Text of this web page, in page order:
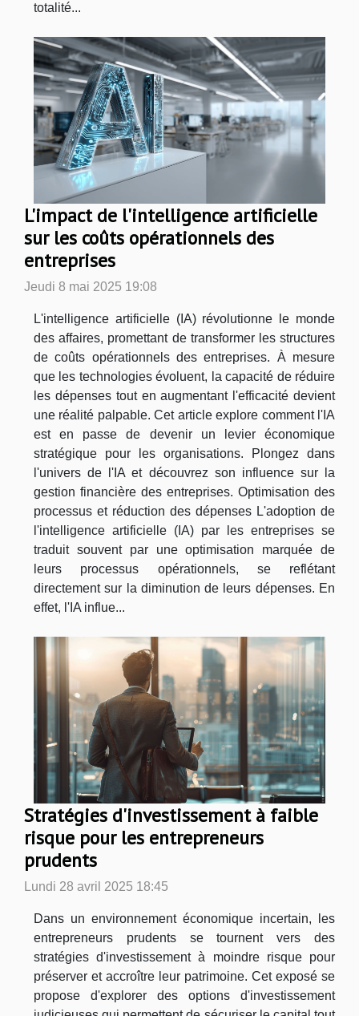
totalité...
L'impact de l'intelligence artificielle
sur les coûts opérationnels des
entreprises
Jeudi 8 mai 2025 19:08
L'intelligence artificielle (IA) révolutionne le monde
des affaires, promettant de transformer les structures
de coûts opérationnels des entreprises. À mesure
que les technologies évoluent, la capacité de réduire
les dépenses tout en augmentant l'efficacité devient
une réalité palpable. Cet article explore comment l'IA
est en passe de devenir un levier économique
stratégique pour les organisations. Plongez dans
l'univers de l'IA et découvrez son influence sur la
gestion financière des entreprises. Optimisation des
processus et réduction des dépenses L'adoption de
l'intelligence artificielle (IA) par les entreprises se
traduit souvent par une optimisation marquée de
leurs processus opérationnels, se reflétant
directement sur la diminution de leurs dépenses. En
effet, l'IA influe...
Stratégies d'investissement à faible
risque pour les entrepreneurs
prudents
Lundi 28 avril 2025 18:45
Dans un environnement économique incertain, les
entrepreneurs prudents se tournent vers des
stratégies d'investissement à moindre risque pour
préserver et accroître leur patrimoine. Cet exposé se
propose d'explorer des options d'investissement